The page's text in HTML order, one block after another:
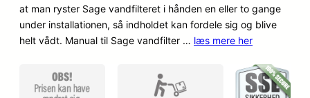
at man ryster Sage vandfilteret i hånden en eller to gange
under installationen, så indholdet kan fordele sig og blive
helt vådt. Manual til Sage vandfilter … læs mere her